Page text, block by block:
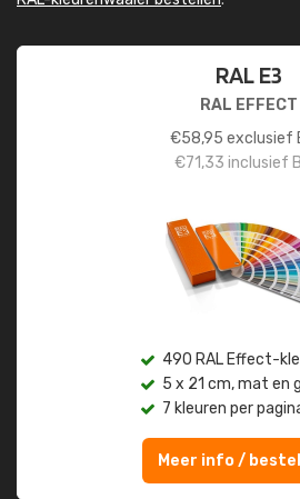
RAL E3
RAL EFFECT
€58,95 exclusief
€71,33 inclusief
490 RAL Effect-
5 x 21 cm, mat en
7 kleuren per
Meer info /